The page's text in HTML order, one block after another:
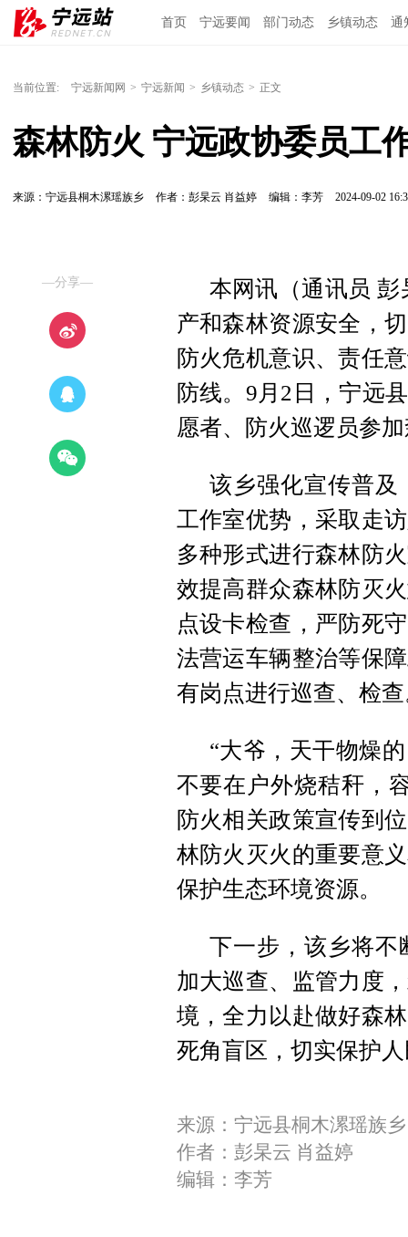
首页 宁远要闻 部门动态 乡镇动态 通
当前位置: 宁远新闻网 > 宁远新闻 > 乡镇动态 > 正文
森林防火 宁远政协委员工
来源：宁远县桐木漯瑶族乡 作者：彭杲云 肖益婷 编辑：李芳 2024-09-02
—分享—
本网讯（通讯员
产和森林资源安全，
防火危机意识、责任
防线。9月2日，宁远
愿者、防火巡逻员参
该乡强化宣传普及
工作室优势，采取走
多种形式进行森林防
效提高群众森林防灭
点设卡检查，严防死
法营运车辆整治等保
有岗点进行巡查、检
“大爷，天干物燥
不要在户外烧秸秆，
防火相关政策宣传到
林防火灭火的重要意
保护生态环境资源。
下一步，该乡将不
加大巡查、监管力度
境，全力以赴做好森
死角盲区，切实保护
来源：宁远县桐木漯瑶族乡
作者：彭杲云 肖益婷
编辑：李芳